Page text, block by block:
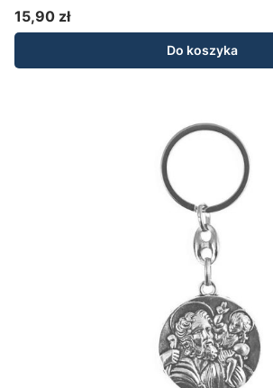
Cena
15,90 zł
Do koszyka